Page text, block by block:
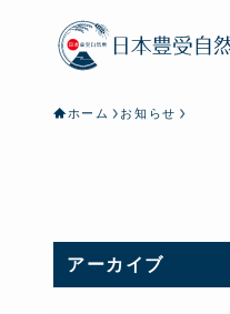
ホーム お知らせ
アーカイブ